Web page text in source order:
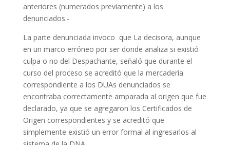
anteriores (numerados previamente) a los
denunciados.-
La parte denunciada invoco que La decisora, aunque
en un marco erróneo por ser donde analiza si existió
culpa o no del Despachante, señaló que durante el
curso del proceso se acreditó que la mercadería
correspondiente a los DUAs denunciados se
encontraba correctamente amparada al origen que fue
declarado, ya que se agregaron los Certificados de
Origen correspondientes y se acreditó que
simplemente existió un error formal al ingresarlos al